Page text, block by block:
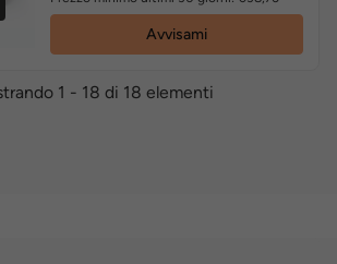
Avvisami
1 - 18 di 18 elementi